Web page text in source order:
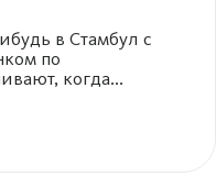
в Стамбул с
по
когда...